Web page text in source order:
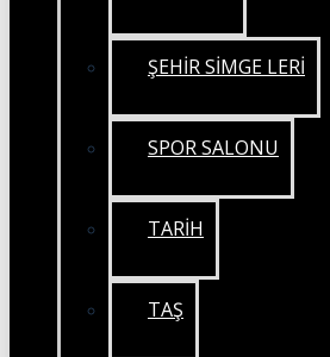
ŞEHİR SİMGE LERİ
SPOR SALONU
TARİH
TAŞ